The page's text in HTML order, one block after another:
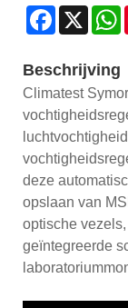
Facebook
X
Beschrijving
Climatest
deze
opslaan van
optische
geïntegreerde